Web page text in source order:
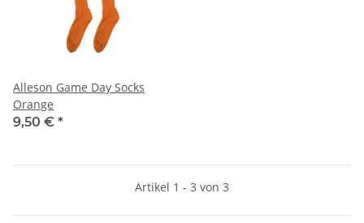
Alleson Game Day Socks
Orange
9,50 € *
Artikel 1 - 3 von 3